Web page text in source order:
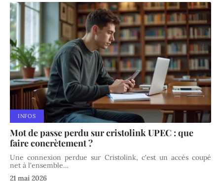
INFOS
Mot de passe perdu sur cristolink UPEC : que
faire concrètement ?
Une connexion perdue sur Cristolink, c'est un accès coupé
net à l'ensemble…
21 mai 2026